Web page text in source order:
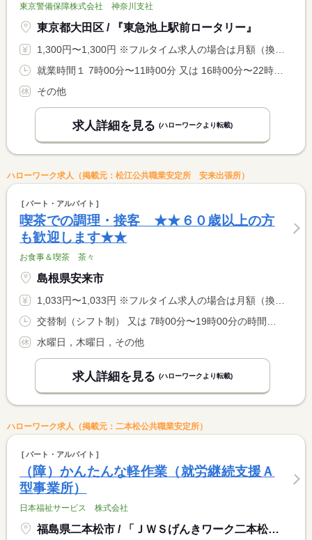
東京警備保障株式会社 神奈川支社
東京都大田区 / 『東急池上駅前ロータリー』
1,300円〜1,300円 ※フルタイム求人の場合は月額（換算額）、パート求人の場合は時間額を表示しています。
その他
求人詳細を見る (ハローワークより転載)
ハローワーク求人（掲載元：松江公共職業安定所 安来出張所）
パート・アルバイト
喫茶での調理・接客 ★★６０歳以上の方
も歓迎します★★
お食事＆喫茶 茶々
島根県安来市
1,033円〜1,033円 ※フルタイム求人の場合は月額（換算額）、パート求人の場合は時間額を表示しています。
水曜日，木曜日，その他
求人詳細を見る (ハローワークより転載)
ハローワーク求人（掲載元：二本松公共職業安定所）
パート・アルバイト
（障）かんたんな軽作業（就労継続支援Ａ
型事業所）
日本福祉サービス 株式会社
福島県二本松市 / 「ＪＷＳげんきワーク二本松駅前店」